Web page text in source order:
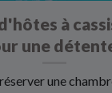
à
une
une